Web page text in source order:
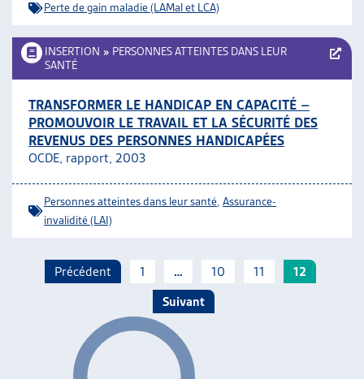
Perte de gain maladie (LAMal et LCA)
INSERTION » PERSONNES ATTEINTES DANS LEUR
SANTÉ
TRANSFORMER LE HANDICAP EN CAPACITÉ –
PROMOUVOIR LE TRAVAIL ET LA SÉCURITÉ DES
REVENUS DES PERSONNES HANDICAPÉES
OCDE, rapport, 2003
Personnes atteintes dans leur santé Assurance-
invalidité (LAI)
Précédent 1 … 10 11
12
Suivant